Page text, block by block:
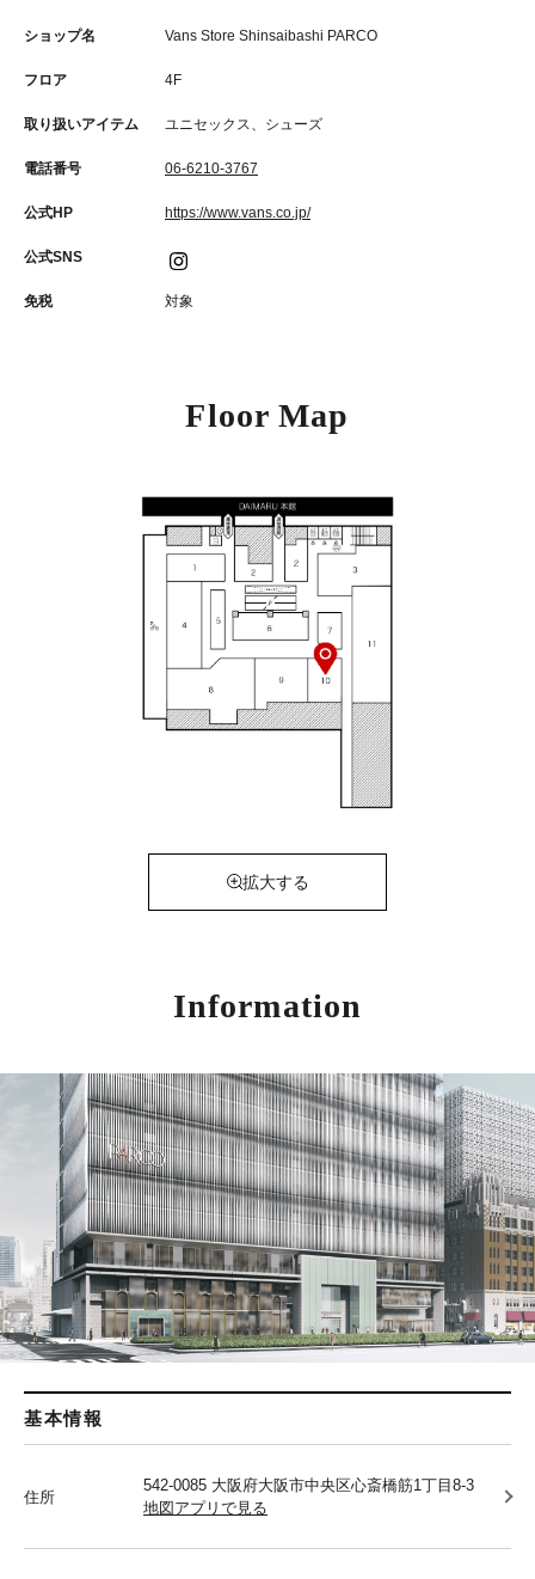
ショップ名 Vans Store Shinsaibashi PARCO
フロア 4F
取り扱いアイテム ユニセックス、シューズ
電話番号 06-6210-3767
公式HP https://www.vans.co.jp/
公式SNS
免税 対象
Floor Map
拡大する
Information
基本情報
住所
542-0085 大阪府大阪市中央区心斎橋筋1丁目8-3
地図アプリで見る